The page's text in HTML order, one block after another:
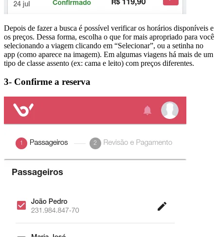
Depois de fazer a busca é possível verificar os horários disponíveis e
os preços. Dessa forma, escolha o que for mais apropriado para você
selecionando a viagem clicando em “Selecionar”, ou a setinha no
app (como aparece na imagem). Em algumas viagens há mais de um
tipo de classe assento (ex: cama e leito) com preços diferentes.
3- Confirme a reserva